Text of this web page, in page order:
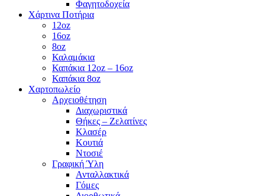
Φαγητοδοχεία
Χάρτινα Ποτήρια
12oz
16oz
8oz
Καλαμάκια
Καπάκια 12oz – 16oz
Καπάκια 8oz
Χαρτοπωλείο
Αρχειοθέτηση
Διαχωριστικά
Θήκες – Ζελατίνες
Κλασέρ
Κουτιά
Ντοσιέ
Γραφική Ύλη
Ανταλλακτικά
Γόμες